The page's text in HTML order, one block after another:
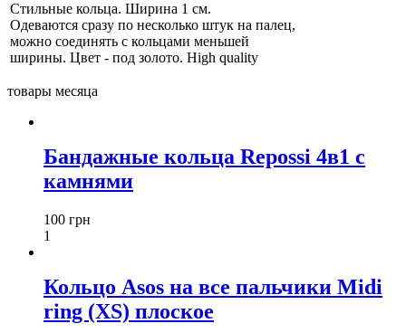
Стильные кольца. Ширина 1 см.
Одеваются сразу по несколько штук на палец,
можно соединять с кольцами меньшей
ширины. Цвет - под золото. High quality
товары месяца
Бандажные кольца Repossi 4в1 с
камнями
100 грн
1
Кольцо Asos на все пальчики Midi
ring (XS) плоское